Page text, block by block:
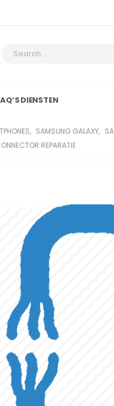
DIENSTEN
, SAMSUNG GALAXY,
REPARATIE